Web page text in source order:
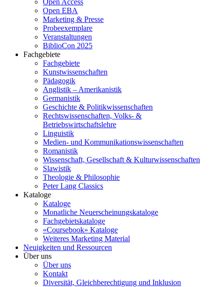
Open Access
Open EBA
Marketing & Presse
Probeexemplare
Veranstaltungen
BiblioCon 2025
Fachgebiete
Fachgebiete
Kunstwissenschaften
Pädagogik
Anglistik – Amerikanistik
Germanistik
Geschichte & Politikwissenschaften
Rechtswissenschaften, Volks- &
Betriebswirtschaftslehre
Linguistik
Medien- und Kommunikationswissenschaften
Romanistik
Wissenschaft, Gesellschaft & Kulturwissenschaften
Slawistik
Theologie & Philosophie
Peter Lang Classics
Kataloge
Kataloge
Monatliche Neuerscheinungskataloge
Fachgebietskataloge
«Coursebook» Kataloge
Weiteres Marketing Material
Neuigkeiten und Ressourcen
Über uns
Über uns
Kontakt
Diversität, Gleichberechtigung und Inklusion